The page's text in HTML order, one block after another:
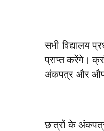
सभी विद्यालय
प्राप्त करेंगे।
अंकपत्र और
छात्रों के